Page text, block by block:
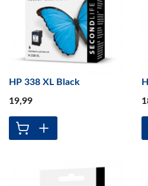
HP 338 XL Black
19,99